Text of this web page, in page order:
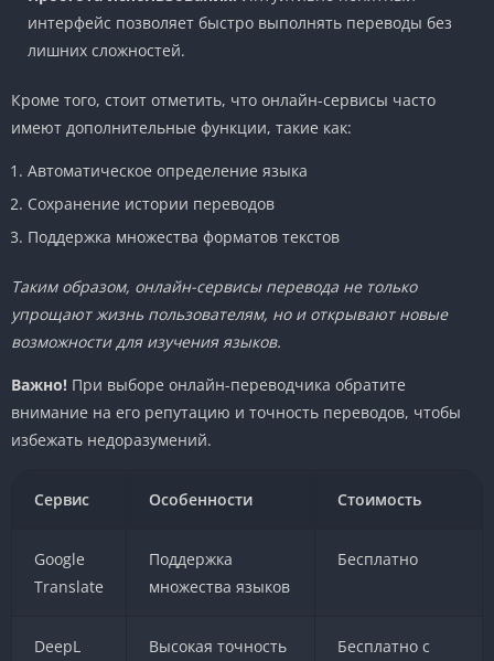
интерфейс позволяет быстро выполнять переводы без
лишних сложностей.
Кроме того, стоит отметить, что онлайн-сервисы часто
имеют дополнительные функции, такие как:
Автоматическое определение языка
Сохранение истории переводов
Поддержка множества форматов текстов
Таким образом, онлайн-сервисы перевода не только
упрощают жизнь пользователям, но и открывают новые
возможности для изучения языков.
Важно! При выборе онлайн-переводчика обратите
внимание на его репутацию и точность переводов, чтобы
избежать недоразумений.
Сервис Особенности Стоимость
Google
Translate
Поддержка
множества языков
Бесплатно
DeepL
Высокая точность
Бесплатно с